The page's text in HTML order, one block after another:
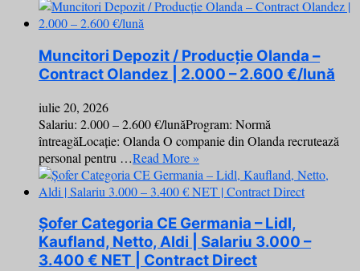
Muncitori Depozit / Producție Olanda –
Contract Olandez | 2.000 – 2.600 €/lună
iulie 20, 2026
Salariu: 2.000 – 2.600 €/lunăProgram: Normă
întreagăLocație: Olanda O companie din Olanda recrutează
personal pentru …Read More »
Șofer Categoria CE Germania – Lidl,
Kaufland, Netto, Aldi | Salariu 3.000 –
3.400 € NET | Contract Direct